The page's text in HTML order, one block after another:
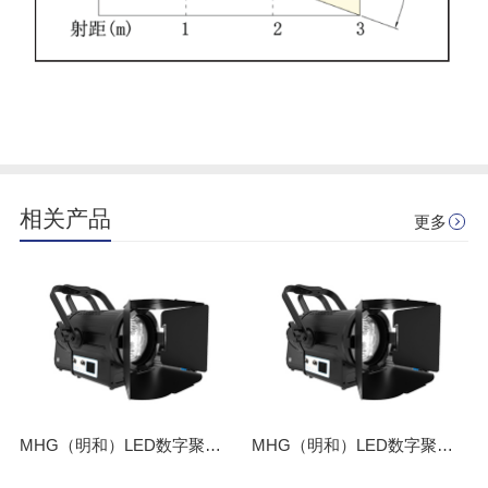
相关产品 更多
MHG（明和）LED数字聚光灯 M-L100J-3200/5600WK MHG（明和）LED数字聚光灯 M-L200J-3200/5600WK